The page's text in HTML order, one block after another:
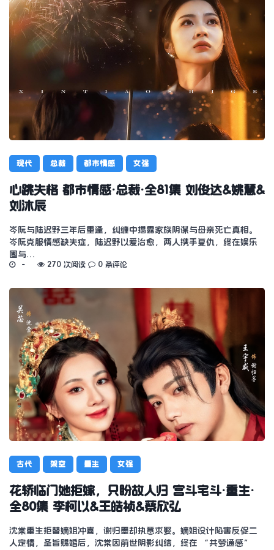
现代 总裁 都市情感 女强
心跳失格 都市情感·总裁·全81集 刘俊达&姚慧&
刘沐辰
岑阮与陆迟野三年后重逢，纠缠中揭露家族阴谋与母亲死亡真相。
岑阮克服情感缺失症，陆迟野以爱治愈，两人携手复仇，终在娱乐
圈与…
270 次阅读 0 条评论
古代 架空 重生 女强
花轿临门她拒嫁，只盼故人归 宫斗宅斗·重生·
全80集 李柯以&王皓祯&蔡欣弘
沈棠重生拒替嫡姐冲喜，谢归墨却执意求娶。嫡姐设计陷害反促二
人定情，圣旨赐婚后，沈棠因前世阴影纠结，终在 “共梦通感”